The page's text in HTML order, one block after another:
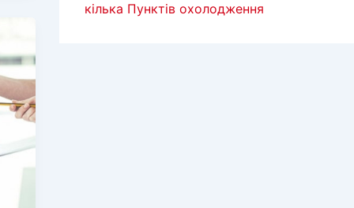
кілька Пунктів охолодження